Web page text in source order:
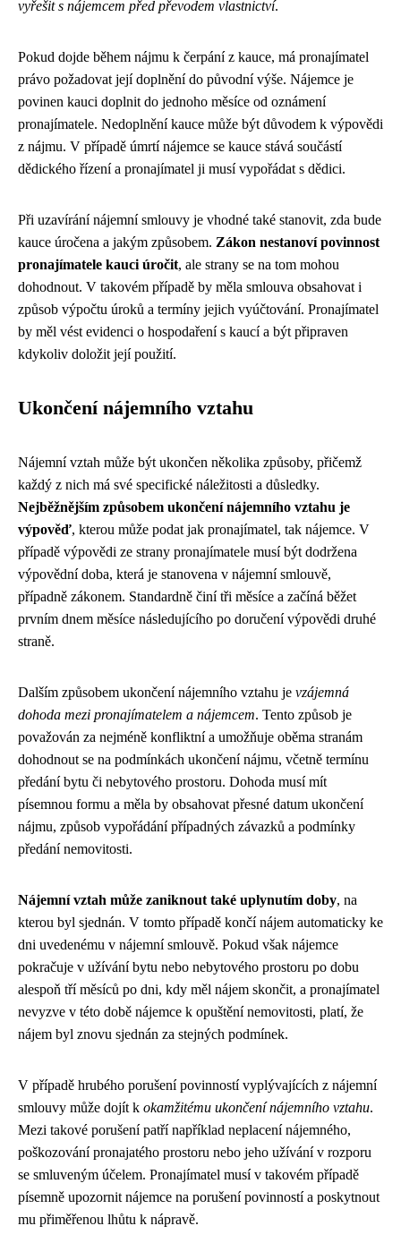
vyřešit s nájemcem před převodem vlastnictví.
Pokud dojde během nájmu k čerpání z kauce, má pronajímatel
právo požadovat její doplnění do původní výše. Nájemce je
povinen kauci doplnit do jednoho měsíce od oznámení
pronajímatele. Nedoplnění kauce může být důvodem k výpovědi
z nájmu. V případě úmrtí nájemce se kauce stává součástí
dědického řízení a pronajímatel ji musí vypořádat s dědici.
Při uzavírání nájemní smlouvy je vhodné také stanovit, zda bude
kauce úročena a jakým způsobem. Zákon nestanoví povinnost
pronajímatele kauci úročit, ale strany se na tom mohou
dohodnout. V takovém případě by měla smlouva obsahovat i
způsob výpočtu úroků a termíny jejich vyúčtování. Pronajímatel
by měl vést evidenci o hospodaření s kaucí a být připraven
kdykoliv doložit její použití.
Ukončení nájemního vztahu
Nájemní vztah může být ukončen několika způsoby, přičemž
každý z nich má své specifické náležitosti a důsledky.
Nejběžnějším způsobem ukončení nájemního vztahu je
výpověď, kterou může podat jak pronajímatel, tak nájemce. V
případě výpovědi ze strany pronajímatele musí být dodržena
výpovědní doba, která je stanovena v nájemní smlouvě,
případně zákonem. Standardně činí tři měsíce a začíná běžet
prvním dnem měsíce následujícího po doručení výpovědi druhé
straně.
Dalším způsobem ukončení nájemního vztahu je vzájemná
dohoda mezi pronajímatelem a nájemcem. Tento způsob je
považován za nejméně konfliktní a umožňuje oběma stranám
dohodnout se na podmínkách ukončení nájmu, včetně termínu
předání bytu či nebytového prostoru. Dohoda musí mít
písemnou formu a měla by obsahovat přesné datum ukončení
nájmu, způsob vypořádání případných závazků a podmínky
předání nemovitosti.
Nájemní vztah může zaniknout také uplynutím doby, na
kterou byl sjednán. V tomto případě končí nájem automaticky ke
dni uvedenému v nájemní smlouvě. Pokud však nájemce
pokračuje v užívání bytu nebo nebytového prostoru po dobu
alespoň tří měsíců po dni, kdy měl nájem skončit, a pronajímatel
nevyzve v této době nájemce k opuštění nemovitosti, platí, že
nájem byl znovu sjednán za stejných podmínek.
V případě hrubého porušení povinností vyplývajících z nájemní
smlouvy může dojít k okamžitému ukončení nájemního vztahu.
Mezi takové porušení patří například neplacení nájemného,
poškozování pronajatého prostoru nebo jeho užívání v rozporu
se smluveným účelem. Pronajímatel musí v takovém případě
písemně upozornit nájemce na porušení povinností a poskytnout
mu přiměřenou lhůtu k nápravě.